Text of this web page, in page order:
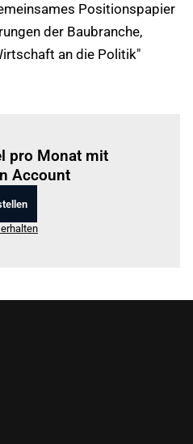
Positionspapier
der Baubranche,
an die Politik"
pro Monat mit
Account